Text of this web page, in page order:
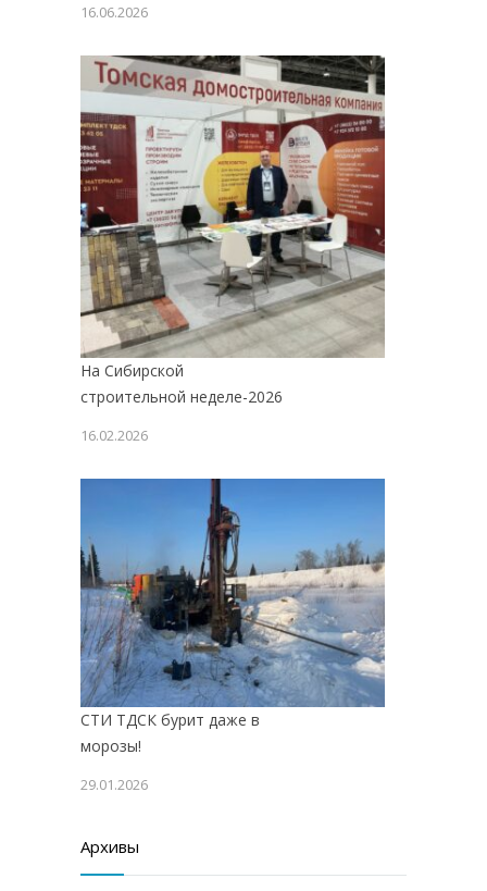
16.06.2026
На Сибирской
строительной неделе-2026
16.02.2026
СТИ ТДСК бурит даже в
морозы!
29.01.2026
Архивы